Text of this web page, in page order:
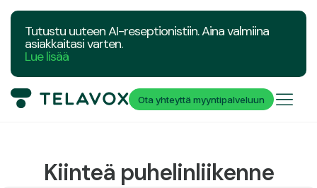
Tutustu uuteen AI-reseptionistiin. Aina valmiina
asiakkaitasi varten.
Lue lisää
Ota yhteyttä myyntipalveluun
Kiinteä puhelinliikenne